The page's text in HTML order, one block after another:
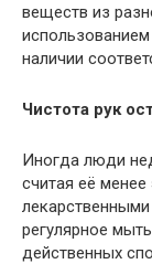
веществ из
наличии
Чистота рук
Иногда люди
считая её
регулярное
действенных